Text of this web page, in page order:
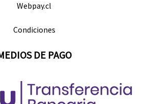
Webpay.cl
Condiciones
DE PAGO